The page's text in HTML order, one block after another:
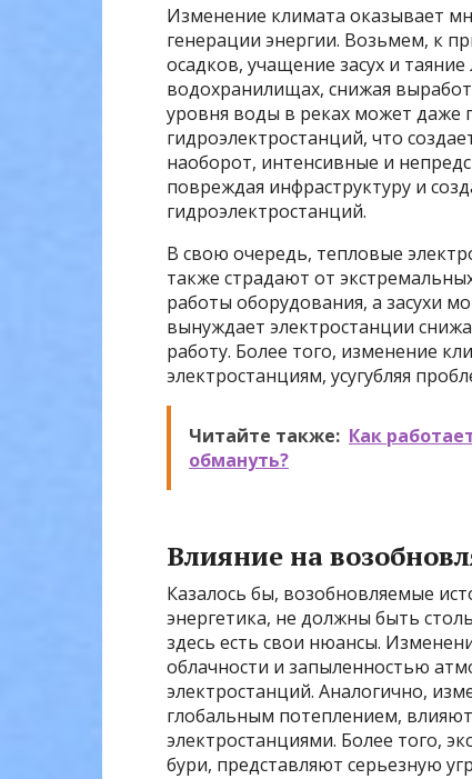
Изменение климата оказывает
генерации энергии. Возьмем, к
осадков, учащение засух и
водохранилищах, снижая
уровня воды в реках может даже
гидроэлектростанций, что
наоборот, интенсивные и
повреждая инфраструктуру и
гидроэлектростанций.
В свою очередь, тепловые
также страдают от
работы оборудования, а засухи
вынуждает электростанции
работу. Более того, изменение
электростанциям, усугубляя
Читайте также: Как
обмануть?
Влияние на
Казалось бы, возобновляемые
энергетика, не должны быть
здесь есть свои нюансы.
облачности и запыленностью
электростанций. Аналогично,
глобальным потеплением,
электростанциями. Более того,
бури, представляют серьезную